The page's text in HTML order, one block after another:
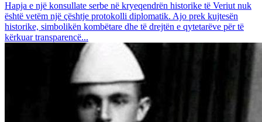
Hapja e një konsullate serbe në kryeqendrën historike të Veriut nuk
është vetëm një çështje protokolli diplomatik. Ajo prek kujtesën
historike, simbolikën kombëtare dhe të drejtën e qytetarëve për të
kërkuar transparencë...